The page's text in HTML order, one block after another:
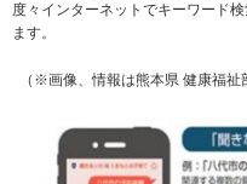
度々インターネットでキーワード
ます。
（※画像、情報は熊本県 健康福祉